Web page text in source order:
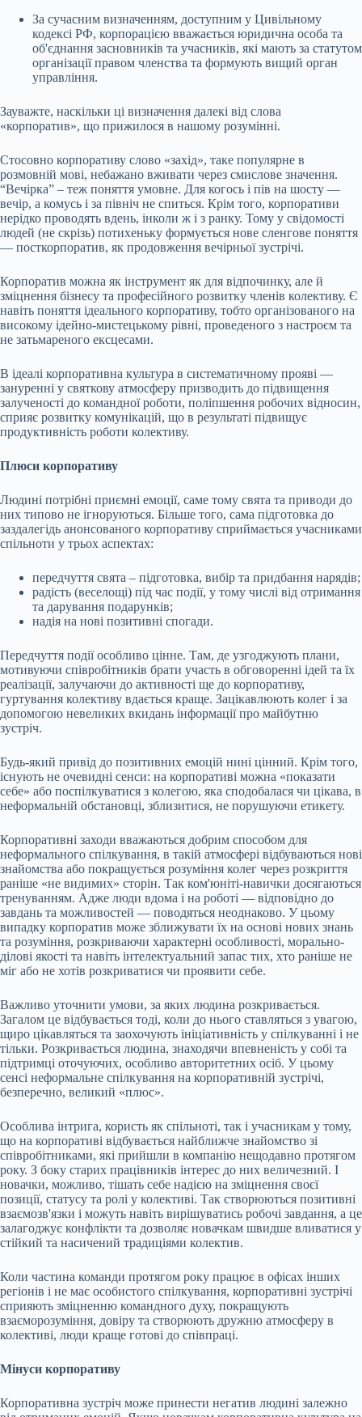
За сучасним визначенням, доступним у Цивільному
кодексі РФ, корпорацією вважається юридична особа та
об'єднання засновників та учасників, які мають за статутом
організації правом членства та формують вищий орган
управління.
Зауважте, наскільки ці визначення далекі від слова
«корпоратив», що прижилося в нашому розумінні.
Стосовно корпоративу слово «захід», таке популярне в
розмовній мові, небажано вживати через смислове значення.
“Вечірка” – теж поняття умовне. Для когось і пів на шосту —
вечір, а комусь і за північ не спиться. Крім того, корпоративи
нерідко проводять вдень, інколи ж і з ранку. Тому у свідомості
людей (не скрізь) потихеньку формується нове сленгове поняття
— посткорпоратив, як продовження вечірньої зустрічі.
Корпоратив можна як інструмент як для відпочинку, але й
зміцнення бізнесу та професійного розвитку членів колективу. Є
навіть поняття ідеального корпоративу, тобто організованого на
високому ідейно-мистецькому рівні, проведеного з настроєм та
не затьмареного ексцесами.
В ідеалі корпоративна культура в систематичному прояві —
зануренні у святкову атмосферу призводить до підвищення
залученості до командної роботи, поліпшення робочих відносин,
сприяє розвитку комунікацій, що в результаті підвищує
продуктивність роботи колективу.
Плюси корпоративу
Людині потрібні приємні емоції, саме тому свята та приводи до
них типово не ігноруються. Більше того, сама підготовка до
заздалегідь анонсованого корпоративу сприймається учасниками
спільноти у трьох аспектах:
передчуття свята – підготовка, вибір та придбання нарядів;
радість (веселощі) під час події, у тому числі від отримання
та дарування подарунків;
надія на нові позитивні спогади.
Передчуття події особливо цінне. Там, де узгоджують плани,
мотивуючи співробітників брати участь в обговоренні ідей та їх
реалізації, залучаючи до активності ще до корпоративу,
гуртування колективу вдається краще. Зацікавлюють колег і за
допомогою невеликих вкидань інформації про майбутню
зустріч.
Будь-який привід до позитивних емоцій нині цінний. Крім того,
існують не очевидні сенси: на корпоративі можна «показати
себе» або поспілкуватися з колегою, яка сподобалася чи цікава, в
неформальній обстановці, зблизитися, не порушуючи етикету.
Корпоративні заходи вважаються добрим способом для
неформального спілкування, в такій атмосфері відбуваються нові
знайомства або покращується розуміння колег через розкриття
раніше «не видимих» сторін. Так ком'юніті-навички досягаються
тренуванням. Адже люди вдома і на роботі — відповідно до
завдань та можливостей — поводяться неоднаково. У цьому
випадку корпоратив може зближувати їх на основі нових знань
та розуміння, розкриваючи характерні особливості, морально-
ділові якості та навіть інтелектуальний запас тих, хто раніше не
міг або не хотів розкриватися чи проявити себе.
Важливо уточнити умови, за яких людина розкривається.
Загалом це відбувається тоді, коли до нього ставляться з увагою,
щиро цікавляться та заохочують ініціативність у спілкуванні і не
тільки. Розкривається людина, знаходячи впевненість у собі та
підтримці оточуючих, особливо авторитетних осіб. У цьому
сенсі неформальне спілкування на корпоративній зустрічі,
безперечно, великий «плюс».
Особлива інтрига, користь як спільноті, так і учасникам у тому,
що на корпоративі відбувається найближче знайомство зі
співробітниками, які прийшли в компанію нещодавно протягом
року. З боку старих працівників інтерес до них величезний. І
новачки, можливо, тішать себе надією на зміцнення своєї
позиції, статусу та ролі у колективі. Так створюються позитивні
взаємозв'язки і можуть навіть вирішуватись робочі завдання, а це
залагоджує конфлікти та дозволяє новачкам швидше вливатися у
стійкий та насичений традиціями колектив.
Коли частина команди протягом року працює в офісах інших
регіонів і не має особистого спілкування, корпоративні зустрічі
сприяють зміцненню командного духу, покращують
взаєморозуміння, довіру та створюють дружню атмосферу в
колективі, люди краще готові до співпраці.
Мінуси корпоративу
Корпоративна зустріч може принести негатив людині залежно